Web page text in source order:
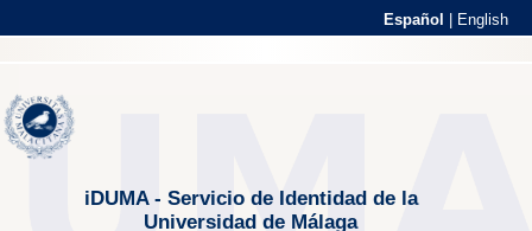
Español English
iDUMA - Servicio de Identidad de la
Universidad de Málaga